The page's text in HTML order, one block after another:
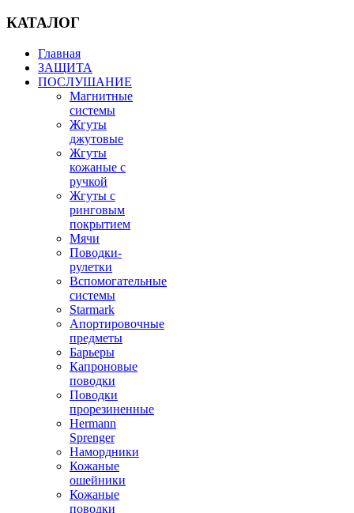
КАТАЛОГ
Главная
ЗАЩИТА
ПОСЛУШАНИЕ
Магнитные
системы
Жгуты
джутовые
Жгуты
кожаные с
ручкой
Жгуты с
ринговым
покрытием
Мячи
Поводки-
рулетки
Вспомогательные
системы
Starmark
Апортировочные
предметы
Барьеры
Капроновые
поводки
Поводки
прорезиненные
Hermann
Sprenger
Намордники
Кожаные
ошейники
Кожаные
поводки